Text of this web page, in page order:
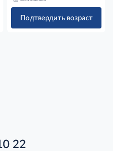
Подтвердить возраст
22